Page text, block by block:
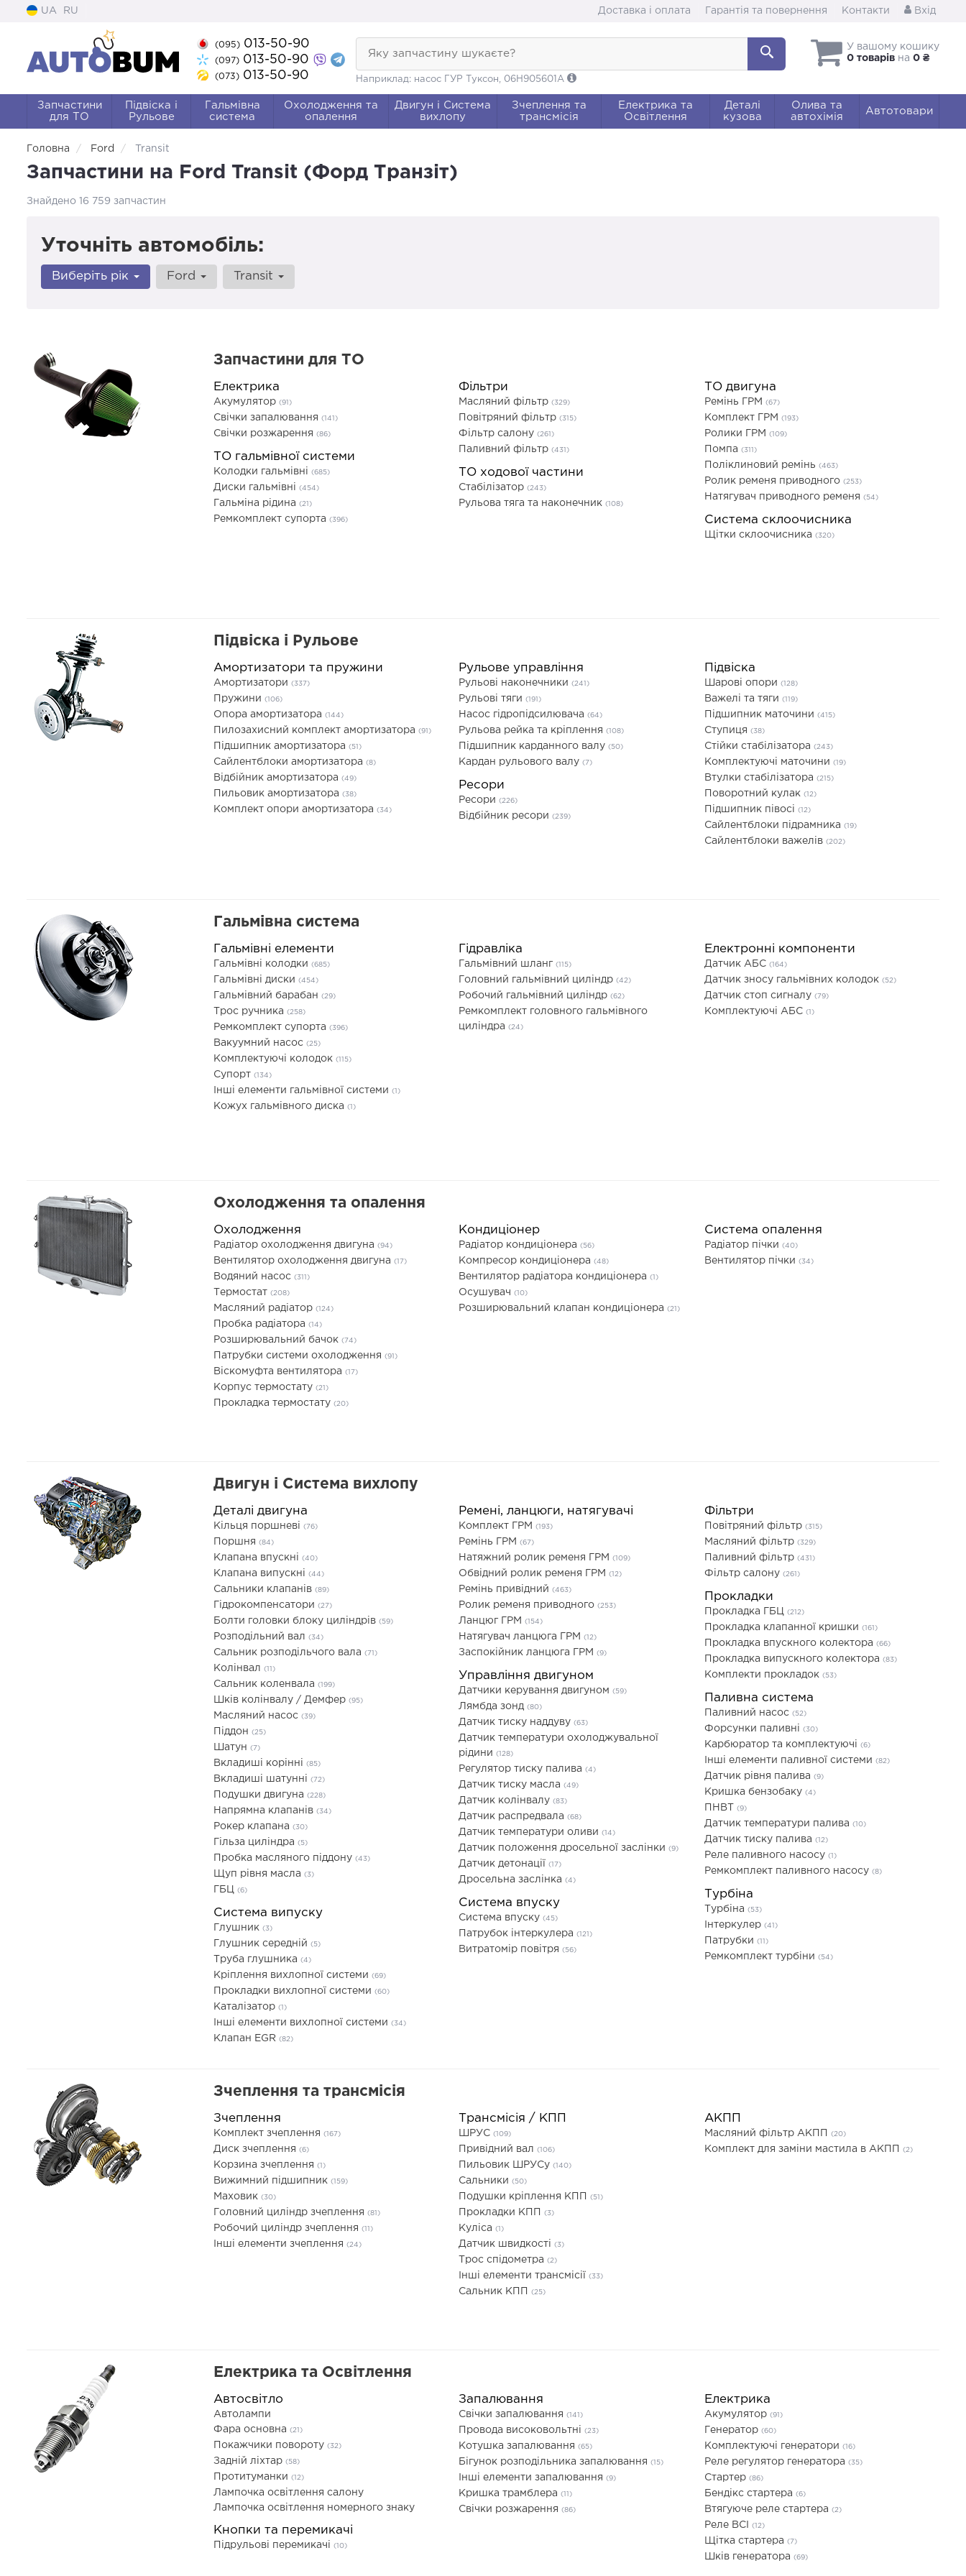
UA RU Доставка і оплата Гарантія та повернення Контакти Вхід
(095)013-50-90
(097)013-50-90
(073)013-50-90
У вашому кошику
0 товарів на 0 ₴
Яку запчастину шукаєте?
Наприклад: насос ГУР Туксон, 06H905601A
Запчастини
для ТО
Підвіска і
Рульове
Гальмівна
система
Охолодження та
опалення
Двигун і Система
вихлопу
Зчеплення та
трансмісія
Електрика та
Освітлення
Деталі
кузова
Олива та
автохімія
Автотовари
Головна Ford Transit
Запчастини на Ford Transit (Форд Транзіт)
Знайдено 16 759 запчастин
Уточніть автомобіль:
Виберіть рік Ford Transit
Запчастини для ТО
Електрика
Акумулятор (91)
Свічки запалювання (141)
Свічки розжарення (86)
Фільтри
Масляний фільтр (329)
Повітряний фільтр (315)
Фільтр салону (261)
Паливний фільтр (431)
ТО двигуна
Ремінь ГРМ (67)
Комплект ГРМ (193)
Ролики ГРМ (109)
Помпа (311)
Поліклиновий ремінь (463)
Ролик ременя приводного (253)
Натягувач приводного ременя (54)
ТО гальмівної системи
Колодки гальмівні (685)
Диски гальмівні (454)
Гальміна рідина (21)
Ремкомплект супорта (396)
ТО ходової частини
Стабілізатор (243)
Рульова тяга та наконечник (108)
Система склоочисника
Щітки склоочисника (320)
Підвіска і Рульове
Амортизатори та пружини
Амортизатори (337)
Пружини (106)
Опора амортизатора (144)
Пилозахисний комплект амортизатора (91)
Підшипник амортизатора (51)
Сайлентблоки амортизатора (8)
Відбійник амортизатора (49)
Пильовик амортизатора (38)
Комплект опори амортизатора (34)
Рульове управління
Рульові наконечники (241)
Рульові тяги (191)
Насос гідропідсилювача (64)
Рульова рейка та кріплення (108)
Підшипник карданного валу (50)
Кардан рульового валу (7)
Підвіска
Шарові опори (128)
Важелі та тяги (119)
Підшипник маточини (415)
Ступиця (38)
Стійки стабілізатора (243)
Комплектуючі маточини (19)
Втулки стабілізатора (215)
Поворотний кулак (12)
Підшипник півосі (12)
Сайлентблоки підрамника (19)
Сайлентблоки важелів (202)
Ресори
Ресори (226)
Відбійник ресори (239)
Гальмівна система
Гальмівні елементи
Гальмівні колодки (685)
Гальмівні диски (454)
Гальмівний барабан (29)
Трос ручника (258)
Ремкомплект супорта (396)
Вакуумний насос (25)
Комплектуючі колодок (115)
Супорт (134)
Інші елементи гальмівної системи (1)
Кожух гальмівного диска (1)
Гідравліка
Гальмівний шланг (115)
Головний гальмівний циліндр (42)
Робочий гальмівний циліндр (62)
Ремкомплект головного гальмівного
циліндра (24)
Електронні компоненти
Датчик АБС (164)
Датчик зносу гальмівних колодок (52)
Датчик стоп сигналу (79)
Комплектуючі АБС (1)
Охолодження та опалення
Охолодження
Радіатор охолодження двигуна (94)
Вентилятор охолодження двигуна (17)
Водяний насос (311)
Термостат (208)
Масляний радіатор (124)
Пробка радіатора (14)
Розширювальний бачок (74)
Патрубки системи охолодження (91)
Віскомуфта вентилятора (17)
Корпус термостату (21)
Прокладка термостату (20)
Кондиціонер
Радіатор кондиціонера (56)
Компресор кондиціонера (48)
Вентилятор радіатора кондиціонера (1)
Осушувач (10)
Розширювальний клапан кондиціонера (21)
Система опалення
Радіатор пічки (40)
Вентилятор пічки (34)
Двигун і Система вихлопу
Деталі двигуна
Кільця поршневі (76)
Поршня (84)
Клапана впускні (40)
Клапана випускні (44)
Сальники клапанів (89)
Гідрокомпенсатори (27)
Болти головки блоку циліндрів (59)
Розподільний вал (34)
Сальник розподільчого вала (71)
Колінвал (11)
Сальник коленвала (199)
Шків колінвалу / Демфер (95)
Масляний насос (39)
Піддон (25)
Шатун (7)
Вкладиші корінні (85)
Вкладиші шатунні (72)
Подушки двигуна (228)
Напрямна клапанів (34)
Рокер клапана (30)
Гільза циліндра (5)
Пробка масляного піддону (43)
Щуп рівня масла (3)
ГБЦ (6)
Ремені, ланцюги, натягувачі
Комплект ГРМ (193)
Ремінь ГРМ (67)
Натяжний ролик ременя ГРМ (109)
Обвідний ролик ременя ГРМ (12)
Ремінь привідний (463)
Ролик ременя приводного (253)
Ланцюг ГРМ (154)
Натягувач ланцюга ГРМ (12)
Заспокійник ланцюга ГРМ (9)
Фільтри
Повітряний фільтр (315)
Масляний фільтр (329)
Паливний фільтр (431)
Фільтр салону (261)
Прокладки
Прокладка ГБЦ (212)
Прокладка клапанної кришки (161)
Прокладка впускного колектора (66)
Прокладка випускного колектора (83)
Комплекти прокладок (53)
Управління двигуном
Датчики керування двигуном (59)
Лямбда зонд (80)
Датчик тиску наддуву (63)
Датчик температури охолоджувальної
рідини (128)
Регулятор тиску палива (4)
Датчик тиску масла (49)
Датчик колінвалу (83)
Датчик распредвала (68)
Датчик температури оливи (14)
Датчик положення дросельної заслінки (9)
Датчик детонації (17)
Дросельна заслінка (4)
Паливна система
Паливний насос (52)
Форсунки паливні (30)
Карбюратор та комплектуючі (6)
Інші елементи паливної системи (82)
Датчик рівня палива (9)
Кришка бензобаку (4)
ПНВТ (9)
Датчик температури палива (10)
Датчик тиску палива (12)
Реле паливного насосу (1)
Ремкомплект паливного насосу (8)
Турбіна
Турбіна (53)
Інтеркулер (41)
Патрубки (11)
Ремкомплект турбіни (54)
Система впуску
Система впуску (45)
Патрубок інтеркулера (121)
Витратомір повітря (56)
Система випуску
Глушник (3)
Глушник середній (5)
Труба глушника (4)
Кріплення вихлопної системи (69)
Прокладки вихлопної системи (60)
Каталізатор (1)
Інші елементи вихлопної системи (34)
Клапан EGR (82)
Зчеплення та трансмісія
Зчеплення
Комплект зчеплення (167)
Диск зчеплення (6)
Корзина зчеплення (1)
Вижимний підшипник (159)
Маховик (30)
Головний циліндр зчеплення (81)
Робочий циліндр зчеплення (11)
Інші елементи зчеплення (24)
Трансмісія / КПП
ШРУС (109)
Привідний вал (106)
Пильовик ШРУСу (140)
Сальники (50)
Подушки кріплення КПП (51)
Прокладки КПП (3)
Куліса (1)
Датчик швидкості (3)
Трос спідометра (2)
Інші елементи трансмісії (33)
Сальник КПП (25)
АКПП
Масляний фільтр АКПП (20)
Комплект для заміни мастила в АКПП (2)
Електрика та Освітлення
Автосвітло
Автолампи
Фара основна (21)
Покажчики повороту (32)
Задній ліхтар (58)
Протитуманки (12)
Лампочка освітлення салону
Лампочка освітлення номерного знаку
Запалювання
Свічки запалювання (141)
Провода високовольтні (23)
Котушка запалювання (65)
Бігунок розподільника запалювання (15)
Інші елементи запалювання (9)
Кришка трамблера (11)
Свічки розжарення (86)
Електрика
Акумулятор (91)
Генератор (60)
Комплектуючі генератори (16)
Реле регулятор генератора (35)
Стартер (86)
Бендікс стартера (6)
Втягуюче реле стартера (2)
Реле ВСІ (12)
Щітка стартера (7)
Шків генератора (69)
Кнопки та перемикачі
Підрульові перемикачі (10)